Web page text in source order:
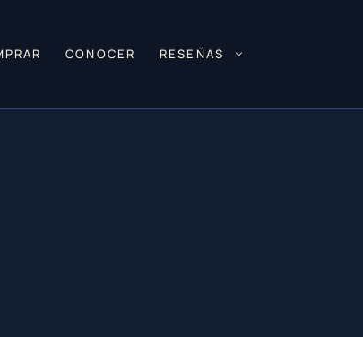
CONOCER RESEÑAS